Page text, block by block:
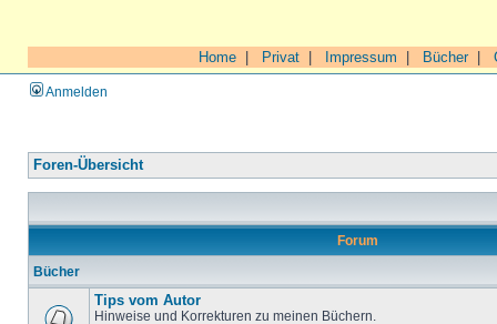
Home Privat Impressum Bücher|
Anmelden
Foren-Übersicht
Forum
Bücher
Tips vom Autor
Hinweise und Korrekturen zu meinen Büchern.